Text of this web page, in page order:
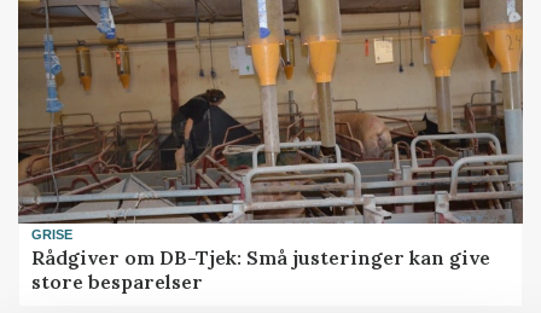
GRISE
Rådgiver om DB-Tjek: Små justeringer kan give
store besparelser